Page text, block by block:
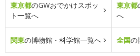
東京都のGWおでかけスポッ
ト一覧へ
東京都
へ
関東の博物館・科学館一覧へ 全国の